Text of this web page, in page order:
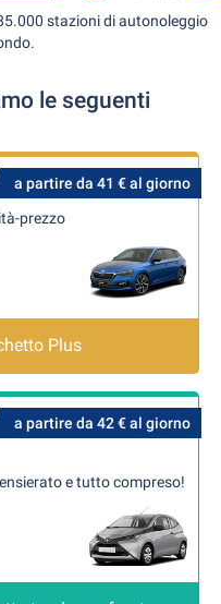
stazioni di autonoleggio
le seguenti
a partire da 41 € al giorno
prezzo
Plus
a partire da 42 € al giorno
e tutto compreso!